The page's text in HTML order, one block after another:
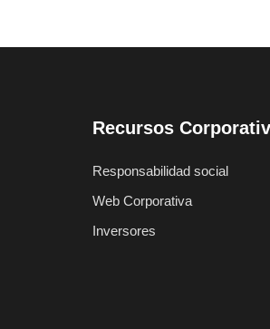
Recursos
Responsabilidad social
Web Corporativa
Inversores